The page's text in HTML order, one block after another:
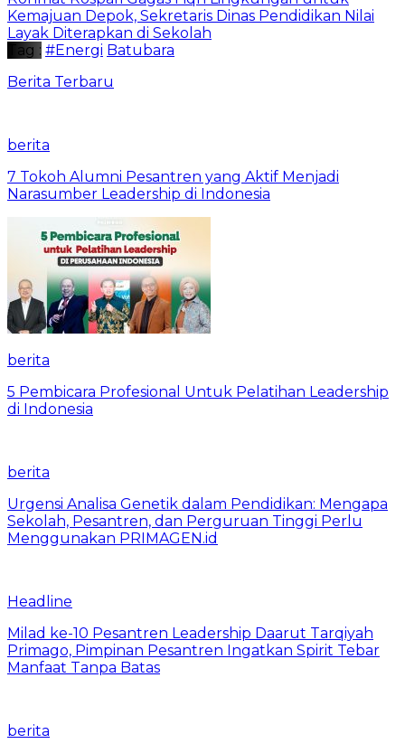
Kemajuan Depok, Sekretaris Dinas Pendidikan Nilai
Layak Diterapkan di Sekolah
Tag : #Energi Batubara
Berita Terbaru
berita
7 Tokoh Alumni Pesantren yang Aktif Menjadi
Narasumber Leadership di Indonesia
berita
5 Pembicara Profesional Untuk Pelatihan Leadership
di Indonesia
berita
Urgensi Analisa Genetik dalam Pendidikan: Mengapa
Sekolah, Pesantren, dan Perguruan Tinggi Perlu
Menggunakan PRIMAGEN.id
Headline
Milad ke-10 Pesantren Leadership Daarut Tarqiyah
Primago, Pimpinan Pesantren Ingatkan Spirit Tebar
Manfaat Tanpa Batas
berita